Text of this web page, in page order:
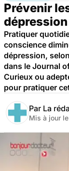
Prévenir
Pratiquer
conscience
dépression,
dans le Journal
Curieux ou
pour pratiquer
Par La
Mis à jour le